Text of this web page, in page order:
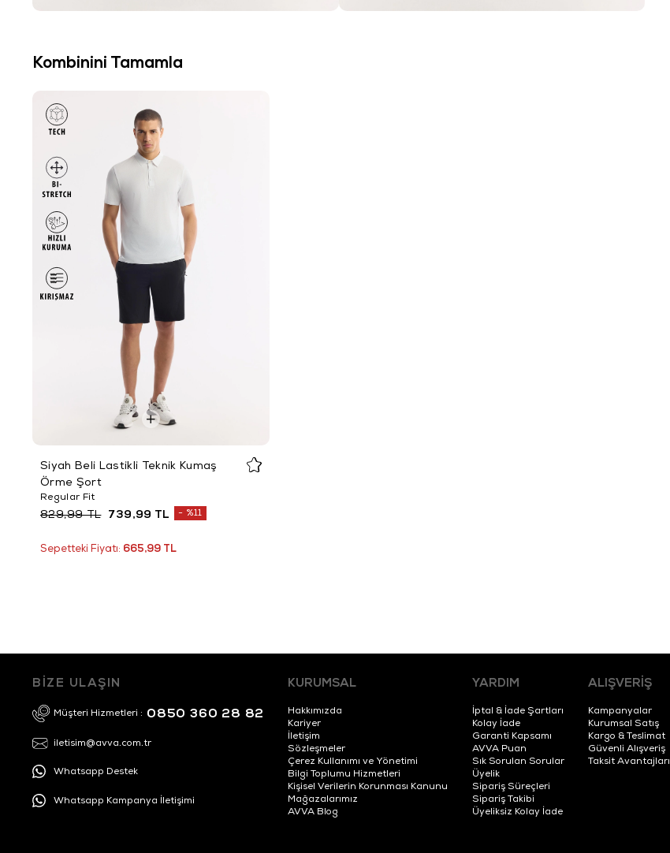
Kombinini Tamamla
Siyah Beli Lastikli Teknik Kumaş
Örme Şort
Regular Fit
739,99 TL
829,99 TL %11
Sepetteki Fiyatı: 665,99 TL
BİZE ULAŞIN
Müşteri Hizmetleri : 0850 360 28 82
iletisim@avva.com.tr
Whatsapp Destek
Whatsapp Kampanya İletişimi
KURUMSAL
Hakkımızda
Kariyer
İletişim
Sözleşmeler
Çerez Kullanımı ve Yönetimi
Bilgi Toplumu Hizmetleri
Kişisel Verilerin Korunması Kanunu
Mağazalarımız
AVVA Blog
YARDIM
İptal & İade Şartları
Kolay İade
Garanti Kapsamı
AVVA Puan
Sık Sorulan Sorular
Üyelik
Sipariş Süreçleri
Sipariş Takibi
Üyeliksiz Kolay İade
ALIŞVERİŞ
Kampanyalar
Kurumsal Satış
Kargo & Teslimat
Güvenli Alışveriş
Taksit Avantajları